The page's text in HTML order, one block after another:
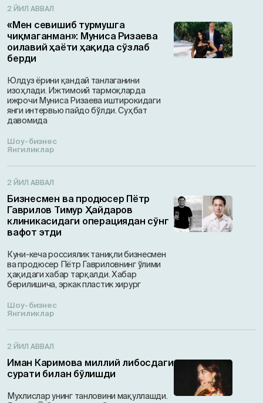
2 ЙИЛ АВВАЛ
«Мен севишиб турмушга
чиқмаганман»: Муниса Ризаева
оилавий ҳаёти ҳақида сўзлаб
берди
Юлдуз ёрини қандай танлаганини
изоҳлади. Ижтимоий тармоқларда
ижрочи Муниса Ризаева иштирокидаги
янги интервью пайдо бўлди. Суҳбат
давомида
Шоу-бизнес
Янгиликлар
2 ЙИЛ АВВАЛ
Бизнесмен ва продюсер Пётр
Гаврилов Тимур Ҳайдаров
клиникасидаги операциядан сўнг
вафот этди
Куни-кеча россиялик таниқли бизнесмен
ва продюсер Пётр Гавриловнинг ўлими
ҳақидаги хабар тарқалди. Хабар
берилишича, эркак пластик хирург
Шоу-бизнес
Янгиликлар
2 ЙИЛ АВВАЛ
Иман Каримова миллий либосдаги
сурати билан бўлишди
Мухлислар унинг танловини мақуллашди.